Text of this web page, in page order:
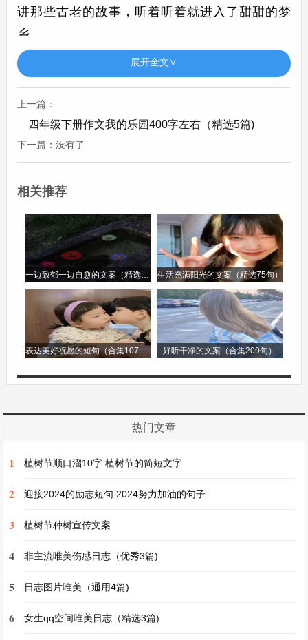
讲那些古老的故事，听着听着就进入了甜甜的梦
乡。
老家的小院，是我童年的乐园。那里有美丽的风
景，有有趣的劳动，还有和小伙伴们的快乐时光。
虽然我现在不能经常回去，但它永远留在我的心
中，每当我想起它，心里就充满了温暖和快乐。
免费优秀作文四年级我的乐园
每个人都有属于自己的乐园，对于四年级的我来
说，学校的操场就是我的乐园。
操场很大，中间是一片绿油油的草地，就像一块柔
软的绿色地毯。草地周围是一圈红色的塑胶跑道，
那鲜艳的颜色仿佛充满了活力。每天课间休息的时
候，我和小伙伴们就像一群快乐的小鸟飞奔向操
场。我们在跑道上你追我赶，尽情地奔跑着，欢笑
千。我最喜欢玩秋千了。我坐在秋千上，双手紧紧
地握住铁链，小伙伴们在后面用力一推，我就像飞
风飘动，感觉自己就像是在天空中翱翔的小鸟，所
有的烦恼都被抛到了九霄云外。
操场也是我们上体育课的地方。体育老师会带着我
们做各种有趣的游戏，像接力比赛。我们分成几个
展开全文∨
上一篇：
四年级下册作文我的乐园400字左右（精选5篇)
下一篇：没有了
相关推荐
一边致郁一边自愈的文案（精选96句） 生活充满阳光的文案（精选75句）
表达美好祝愿的短句（合集107句） 好听干净的文案（合集209句）
热门文章
1 植树节顺口溜10字 植树节的简短文字
2 迎接2024的励志短句 2024努力加油的句子
3 植树节种树宣传文案
4 非主流唯美伤感日志（优秀3篇)
5 日志图片唯美（通用4篇)
6 女生qq空间唯美日志（精选3篇)